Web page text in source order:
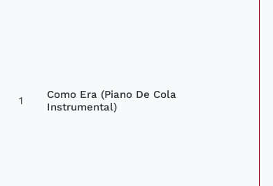
1
Como Era (Piano De Cola
Instrumental)